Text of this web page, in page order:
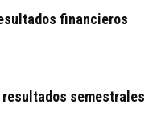
financieros
resultados semestrales